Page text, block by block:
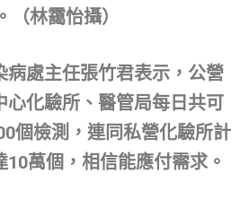
（林靄怡攝）
病處主任張竹君表示，公營
心化驗所、醫管局每日共可
個檢測，連同私營化驗所計
萬個，相信能應付需求。